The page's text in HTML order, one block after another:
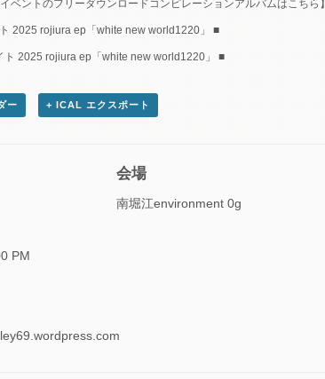
ベントのフリーダウンロードコンピレーションアルバムはこちら】
2025 rojiura ep「white new world1220」 ■
ト 2025 rojiura ep「white new world1220」 ■
ー + ICAL エクスポート
PM
会場
南堀江environment 0g